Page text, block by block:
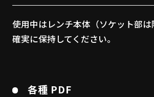
使用中はレンチ本体（ソケット部
確実に保持してください。
各種 PDF